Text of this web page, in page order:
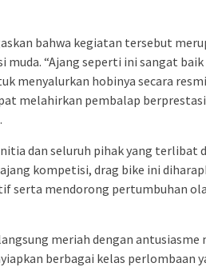
bahwa kegiatan tersebut
muda. “Ajang seperti ini sangat
menyalurkan hobinya secara
melahirkan pembalap
dan seluruh pihak yang terlibat
kompetisi, drag bike ini
serta mendorong pertumbuhan
meriah dengan
berbagai kelas perlombaan